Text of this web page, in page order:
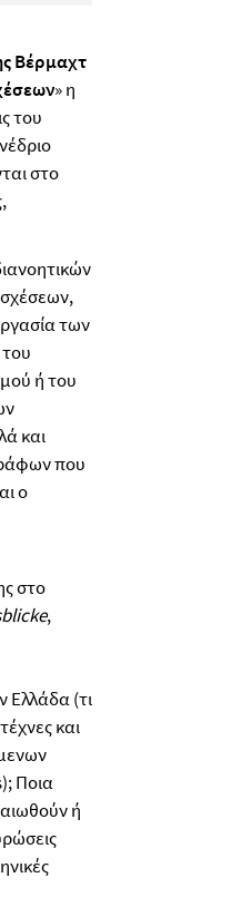
Βέρμαχτ
» η
του
στο
των
ή του
και
που
ο
στο
,
Ελλάδα (τι
και
Ποια
ή